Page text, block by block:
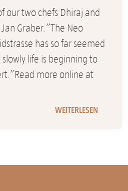
our two chefs Dhiraj and
Graber.”The Neo
has so far seemed
life is beginning to
more online at
WEITERLESEN